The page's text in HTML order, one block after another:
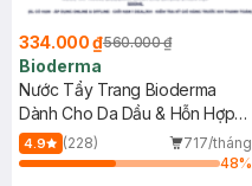
334.000 ₫560.000 ₫
Bioderma
Nước Tẩy Trang Bioderma
Dành Cho Da Dầu & Hỗn Hợp
500ml
4.9 (228)
717/tháng
48%